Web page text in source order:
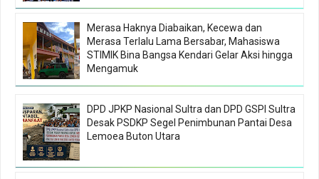
Merasa Haknya Diabaikan, Kecewa dan
Merasa Terlalu Lama Bersabar, Mahasiswa
STIMIK Bina Bangsa Kendari Gelar Aksi hingga
Mengamuk
DPD JPKP Nasional Sultra dan DPD GSPI Sultra
Desak PSDKP Segel Penimbunan Pantai Desa
Lemoea Buton Utara